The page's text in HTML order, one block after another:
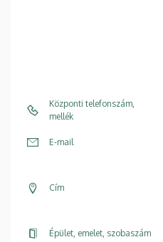
Központi telefonszám,
mellék
E-mail
Cím
Épület, emelet, szobaszám